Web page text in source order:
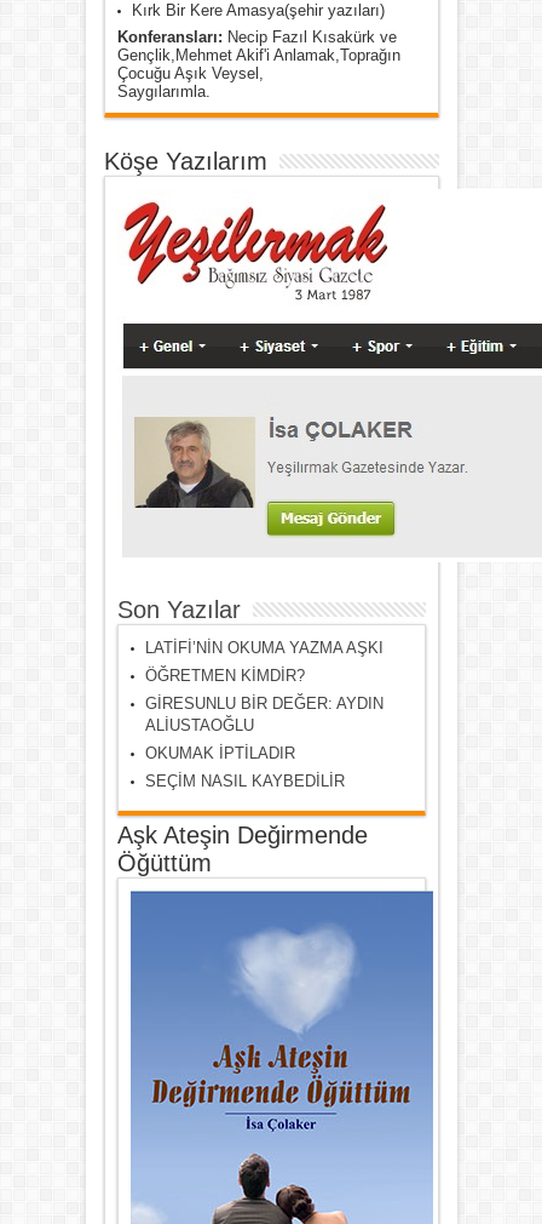
Kırk Bir Kere Amasya(şehir yazıları)
Konferansları: Necip Fazıl Kısakürk ve
Gençlik,Mehmet Akif'i Anlamak,Toprağın
Çocuğu Aşık Veysel,
Saygılarımla.
Köşe Yazılarım
Son Yazılar
LATİFİ’NİN OKUMA YAZMA AŞKI
ÖĞRETMEN KİMDİR?
GİRESUNLU BİR DEĞER: AYDIN
ALİUSTAOĞLU
OKUMAK İPTİLADIR
SEÇİM NASIL KAYBEDİLİR
Aşk Ateşin Değirmende
Öğüttüm